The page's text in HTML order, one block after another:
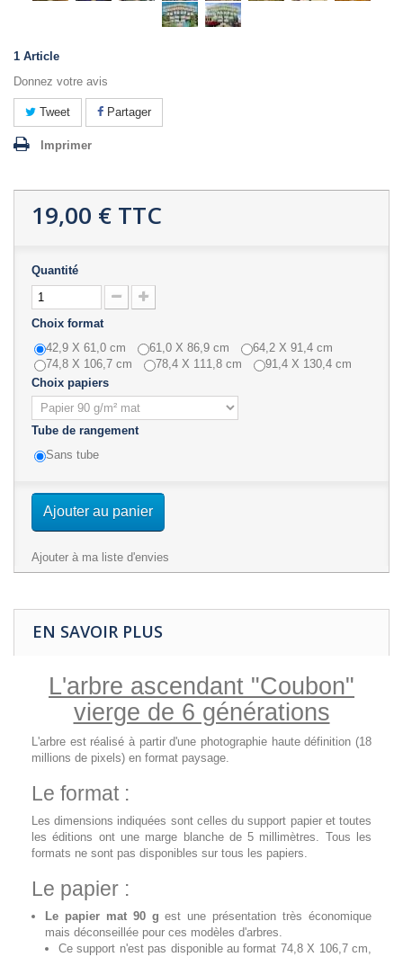
1 Article
Donnez votre avis
Tweet Partager
Imprimer
19,00 € TTC
Quantité
Choix format
42,9 X 61,0 cm
61,0 X 86,9 cm
64,2 X 91,4 cm
74,8 X 106,7 cm
78,4 X 111,8 cm
91,4 X 130,4 cm
Choix papiers
Tube de rangement
Sans tube
Ajouter au panier
Ajouter à ma liste d'envies
EN SAVOIR PLUS
L'arbre ascendant "Coubon"
vierge de 6 générations
L'arbre est réalisé à partir d'une photographie haute définition (18
millions de pixels) en format paysage.
Le format :
Les dimensions indiquées sont celles du support papier et toutes
les éditions ont une marge blanche de 5 millimètres. Tous les
formats ne sont pas disponibles sur tous les papiers.
Le papier :
Le papier mat 90 g est une présentation très économique
mais déconseillée pour ces modèles d'arbres.
Ce support n'est pas disponible au format 74,8 X 106,7 cm,